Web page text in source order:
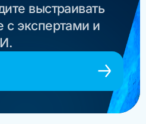
выстраивать
с экспертами и